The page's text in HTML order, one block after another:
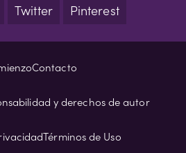
Twitter Pinterest
Contacto
y derechos de autor
Términos de Uso